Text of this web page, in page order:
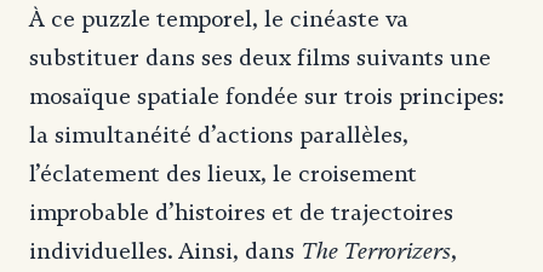
À ce puzzle temporel, le cinéaste va
substituer dans ses deux films suivants une
mosaïque spatiale fondée sur trois principes:
la simultanéité d’actions parallèles,
l’éclatement des lieux, le croisement
improbable d’histoires et de trajectoires
individuelles. Ainsi, dans The Terrorizers,